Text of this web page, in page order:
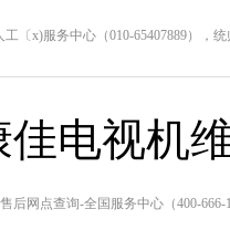
〔x)服务中心（010-65407889），
佳电视机
后网点查询-全国服务中心（400-